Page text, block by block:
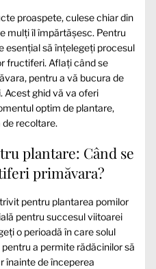
proaspete, culese chiar din
mulți îl împărtășesc. Pentru
esențial să înțelegeți procesul
fructiferi. Aflați când se
pentru a vă bucura de
Acest ghid vă va oferi
optim de plantare,
recoltare.
plantare: Când se
primăvara?
pentru plantarea pomilor
pentru succesul viitoarei
o perioadă în care solul
a permite rădăcinilor să
înainte de începerea